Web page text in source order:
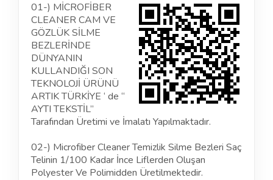
01-) MİCROFİBER
CLEANER CAM VE
GÖZLÜK SİLME
BEZLERİNDE
DÜNYANIN
KULLANDIĞI SON
TEKNOLOJİ ÜRÜNÜ
ARTIK TÜRKİYE ‘ de “
AYTI TEKSTİL”
Tarafından Üretimi ve İmalatı Yapılmaktadır.
02-) Microfiber Cleaner Temizlik Silme Bezleri Saç
Telinin 1/100 Kadar İnce Liflerden Oluşan
Polyester Ve Polimidden Üretilmektedir.